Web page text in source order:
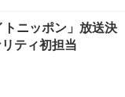
トニッポン」放送決
ティ初担当